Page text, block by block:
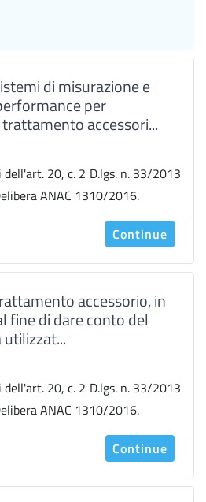
di misurazione e
per
accessori...
20, c. 2 D.lgs. n. 33/2013
ANAC 1310/2016.
Continue
accessorio, in
fine di dare conto del
20, c. 2 D.lgs. n. 33/2013
ANAC 1310/2016.
Continue